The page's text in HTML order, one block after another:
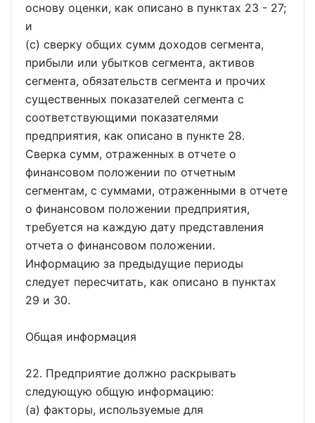
основу оценки, как описано в пунктах 23 - 27;
и
(c) сверку общих сумм доходов сегмента,
прибыли или убытков сегмента, активов
сегмента, обязательств сегмента и прочих
существенных показателей сегмента с
соответствующими показателями
предприятия, как описано в пункте 28.
Сверка сумм, отраженных в отчете о
финансовом положении по отчетным
сегментам, с суммами, отраженными в отчете
о финансовом положении предприятия,
требуется на каждую дату представления
отчета о финансовом положении.
Информацию за предыдущие периоды
следует пересчитать, как описано в пунктах
29 и 30.
Общая информация
22. Предприятие должно раскрывать
следующую общую информацию:
(a) факторы, используемые для